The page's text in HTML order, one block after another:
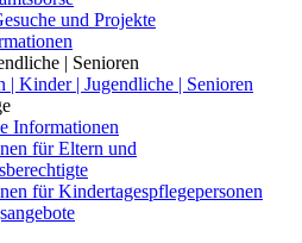
und Projekte
| Senioren
| Kinder | Jugendliche | Senioren
Informationen
für Eltern und
für Kindertagespflegepersonen